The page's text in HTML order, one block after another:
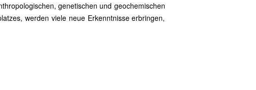
genetischen und geochemischen
werden viele neue Erkenntnisse erbringen,